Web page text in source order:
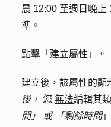
晨 12:00 至週日晚上
準。
點擊「 建立屬性 」。
建立後，該屬性的顯
後， 您 無法編輯其
間」
或 「剩餘時間」